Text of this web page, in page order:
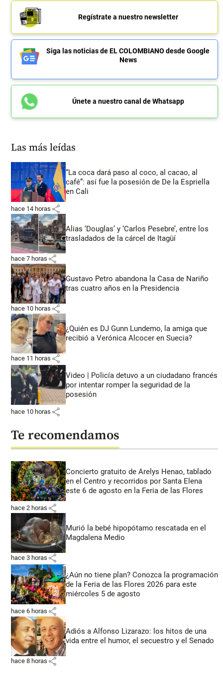
Regístrate a nuestro newsletter
Siga las noticias de EL COLOMBIANO desde Google
News
Únete a nuestro canal de Whatsapp
Las más leídas
“La coca dará paso al coco, al cacao, al
café”: así fue la posesión de De la Espriella
en Cali
hace 14 horas share
Alias ‘Douglas’ y ‘Carlos Pesebre’, entre los
trasladados de la cárcel de Itagüí
hace 7 horas share
Gustavo Petro abandona la Casa de Nariño
tras cuatro años en la Presidencia
hace 10 horas share
¿Quién es DJ Gunn Lundemo, la amiga que
recibió a Verónica Alcocer en Suecia?
hace 11 horas share
Video | Policía detuvo a un ciudadano francés
por intentar romper la seguridad de la
posesión
hace 10 horas share
Te recomendamos
Concierto gratuito de Arelys Henao, tablado
en el Centro y recorridos por Santa Elena
este 6 de agosto en la Feria de las Flores
hace 2 horas share
Murió la bebé hipopótamo rescatada en el
Magdalena Medio
hace 3 horas share
¿Aún no tiene plan? Conozca la programación
de la Feria de las Flores 2026 para este
miércoles 5 de agosto
hace 6 horas share
Adiós a Alfonso Lizarazo: los hitos de una
vida entre el humor, el secuestro y el Senado
hace 8 horas share